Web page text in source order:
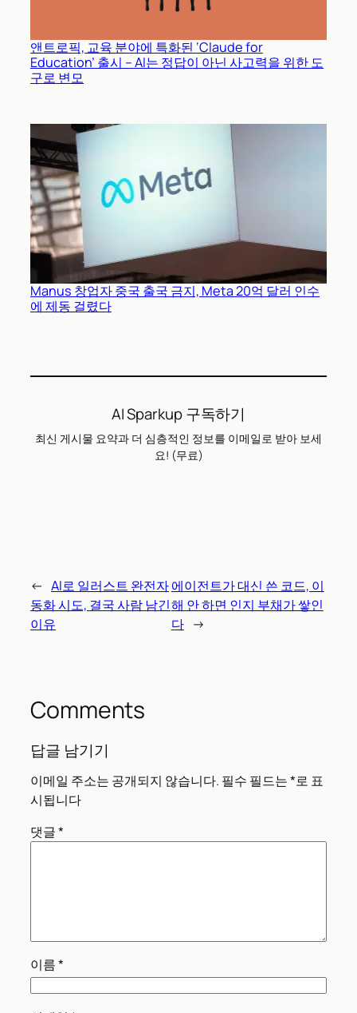
앤트로픽, 교육 분야에 특화된 ‘Claude for
Education’ 출시 – AI는 정답이 아닌 사고력을 위한 도
구로 변모
Manus 창업자 중국 출국 금지, Meta 20억 달러 인수
에 제동 걸렸다
AI Sparkup 구독하기
최신 게시물 요약과 더 심층적인 정보를 이메일로 받아 보세
요! (무료)
← AI로 일러스트 완전자
동화 시도, 결국 사람 남긴
이유
에이전트가 대신 쓴 코드, 이
해 안 하면 인지 부채가 쌓인
다 →
Comments
답글 남기기
이메일 주소는 공개되지 않습니다. 필수 필드는*로 표
시됩니다
댓글*
이름*